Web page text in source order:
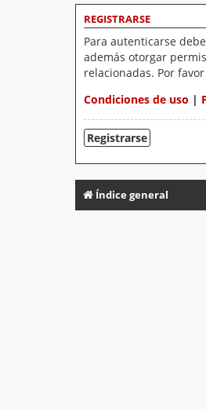
REGISTRARSE
Para autenticarse
además otorgar
relacionadas. Por
Condiciones de uso |
Registrarse
Índice general